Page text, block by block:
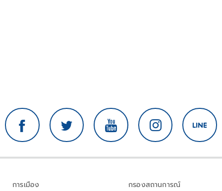
การเมือง
กรองสถานการณ์